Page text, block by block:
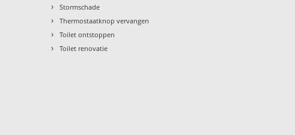
› Stormschade
› Thermostaatknop vervangen
› Toilet ontstoppen
› Toilet renovatie